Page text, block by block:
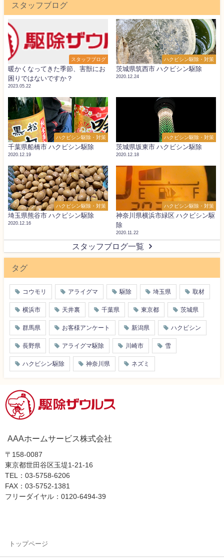
スタッフブログ
スタッフブログ
暖かくなってきた季節、害獣にお
困りではないですか？
2023.05.22
ハクビシン駆除・対策
茨城県筑西市 ハクビシン駆除
2020.12.24
ハクビシン駆除・対策
千葉県船橋市 ハクビシン駆除
2020.12.19
ハクビシン駆除・対策
茨城県坂東市 ハクビシン駆除
2020.12.18
ハクビシン駆除・対策
埼玉県熊谷市 ハクビシン駆除
2020.12.16
ハクビシン駆除・対策
神奈川県横浜市緑区 ハクビシン駆
除
2020.11.22
スタッフブログ一覧
タグ
コウモリ アライグマ 駆除 埼玉県 取材
横浜市 天井裏 千葉県 東京都 茨城県
群馬県 お客様アンケート 新潟県 ハクビシン
長野県 アライグマ駆除 川崎市 雪
ハクビシン駆除 神奈川県 ネズミ
AAAホームサービス株式会社
〒158-0087
東京都世田谷区玉堤1-21-16
TEL：03-5758-6206
FAX：03-5752-1381
フリーダイヤル：0120-6494-39
トップページ